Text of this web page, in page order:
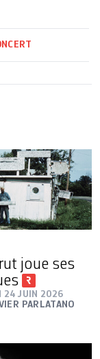
joue ses
24 JUIN 2026
PARLATANO